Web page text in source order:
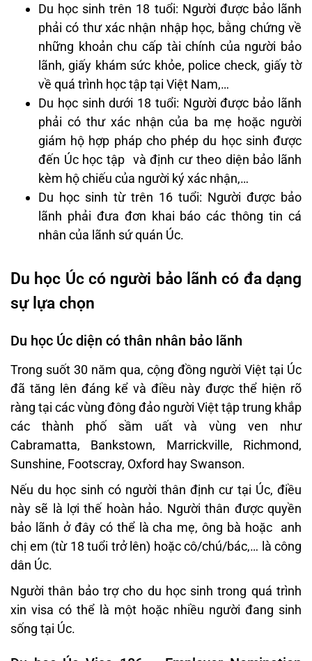
Du học sinh trên 18 tuổi: Người được bảo lãnh
phải có thư xác nhận nhập học, bằng chứng về
những khoản chu cấp tài chính của người bảo
lãnh, giấy khám sức khỏe, police check, giấy tờ
về quá trình học tập tại Việt Nam,…
Du học sinh dưới 18 tuổi: Người được bảo lãnh
phải có thư xác nhận của ba mẹ hoặc người
giám hộ hợp pháp cho phép du học sinh được
đến Úc học tập và định cư theo diện bảo lãnh
kèm hộ chiếu của người ký xác nhận,…
Du học sinh từ trên 16 tuổi: Người được bảo
lãnh phải đưa đơn khai báo các thông tin cá
nhân của lãnh sứ quán Úc.
Du học Úc có người bảo lãnh có đa dạng
sự lựa chọn
Du học Úc diện có thân nhân bảo lãnh
Trong suốt 30 năm qua, cộng đồng người Việt tại Úc
đã tăng lên đáng kể và điều này được thể hiện rõ
ràng tại các vùng đông đảo người Việt tập trung khắp
các thành phố sầm uất và vùng ven như
Cabramatta, Bankstown, Marrickville, Richmond,
Sunshine, Footscray, Oxford hay Swanson.
Nếu du học sinh có người thân định cư tại Úc, điều
này sẽ là lợi thế hoàn hảo. Người thân được quyền
bảo lãnh ở đây có thể là cha mẹ, ông bà hoặc anh
chị em (từ 18 tuổi trở lên) hoặc cô/chú/bác,… là công
dân Úc.
Người thân bảo trợ cho du học sinh trong quá trình
xin visa có thể là một hoặc nhiều người đang sinh
sống tại Úc.